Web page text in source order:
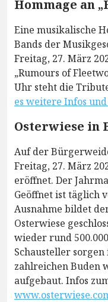
Hommage an
Eine musikalische
Bands der
Freitag, 27. März
„Rumours of
Uhr steht die
es weitere Infos
Osterwiese in
Auf der
Freitag, 27. März
eröffnet. Der
Geöffnet ist täglich
Ausnahme bildet
Osterwiese
wieder rund
Schausteller
zahlreichen Buden
aufgebaut. Infos